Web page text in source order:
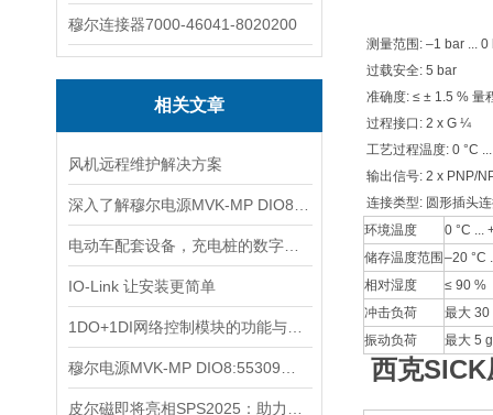
穆尔连接器7000-46041-8020200
相关文章
风机远程维护解决方案
IO-Link 让安装更简单
测量范围: –1 bar ... 0
过载安全: 5 bar
准确度: ≤ ± 1.5 % 量
过程接口: 2 x G ¼
工艺过程温度: 0 °C
输出信号: 2 x PNP/
连接类型: 圆形插头
环境温度
0 °C ...
储存温度范围 –20 °C
相对湿度
≤ 90 %
冲击负荷
最大 30
振动负荷
最大 5
西克